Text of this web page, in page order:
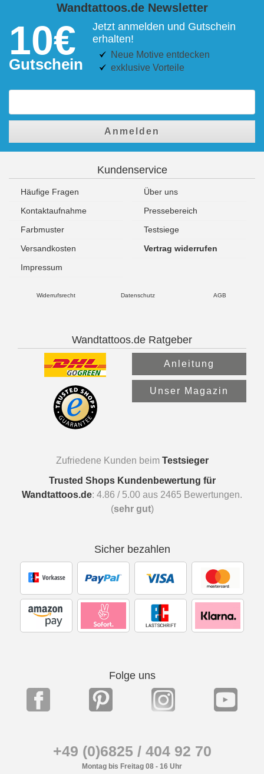
Wandtattoos.de Newsletter
10€
Gutschein
Jetzt anmelden und Gutschein
erhalten!
Neue Motive entdecken
exklusive Vorteile
Anmelden
Kundenservice
Häufige Fragen
Über uns
Kontaktaufnahme
Pressebereich
Farbmuster
Testsiege
Versandkosten
Vertrag widerrufen
Impressum
Widerrufsrecht Datenschutz AGB
Wandtattoos.de Ratgeber
Anleitung
Unser Magazin
Zufriedene Kunden beim Testsieger
Trusted Shops Kundenbewertung für
Wandtattoos.de: 4.86 / 5.00 aus 2465 Bewertungen.
(sehr gut)
Sicher bezahlen
Folge uns
+49 (0)6825 / 404 92 70
Montag bis Freitag 08 - 16 Uhr